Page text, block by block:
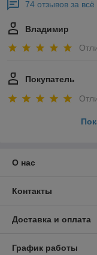
74 отзывов за
Владимир
Покупатель
О нас
Контакты
Доставка и оплата
График работы